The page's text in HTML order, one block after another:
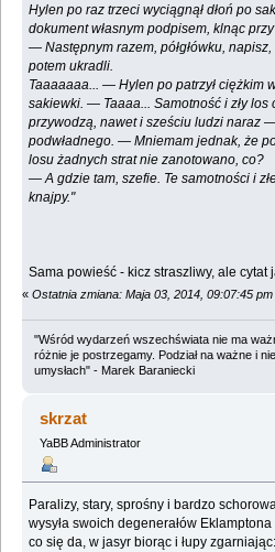
Hylen po raz trzeci wyciągnął dłoń po
dokument własnym podpisem, klnąc przy
— Następnym razem, półgłówku,
potem ukradli.
Taaaaaaa... — Hylen po patrzył ciężkim
sakiewki. — Taaaa... Samotność i zły los
przywodzą, nawet i sześciu ludzi naraz
podwładnego. — Mniemam jednak, że
losu żadnych strat nie zanotowano, co?
— A gdzie tam, szefie. Te samotności i
knajpy."
Sama powieść - kicz straszliwy, ale cytat
« Ostatnia zmiana: Maja 03, 2014, 09:07:45
"Wśród wydarzeń wszechświata nie ma
różnie je postrzegamy. Podział na ważne i
umysłach" - Marek Baraniecki
skrzat
YaBB Administrator
Paralizy, stary, sprośny i bardzo
wysyła swoich degenerałów
co się da, w jasyr biorąc i łupy zgarniając: